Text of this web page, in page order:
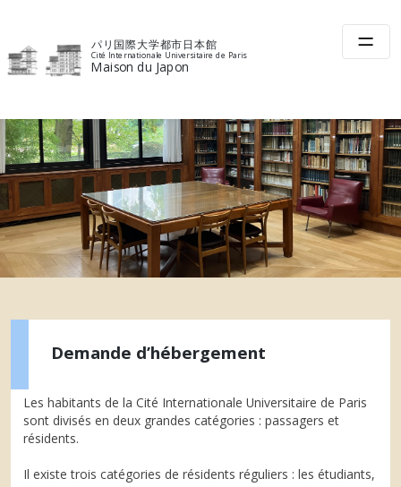
content
パリ国際大学都市日本館
Cité Internationale Universitaire de Paris
Maison du Japon
Demande d’hébergement
Les habitants de la Cité Internationale Universitaire de Paris
sont divisés en deux grandes catégories : passagers et
résidents.
Il existe trois catégories de résidents réguliers : les étudiants,